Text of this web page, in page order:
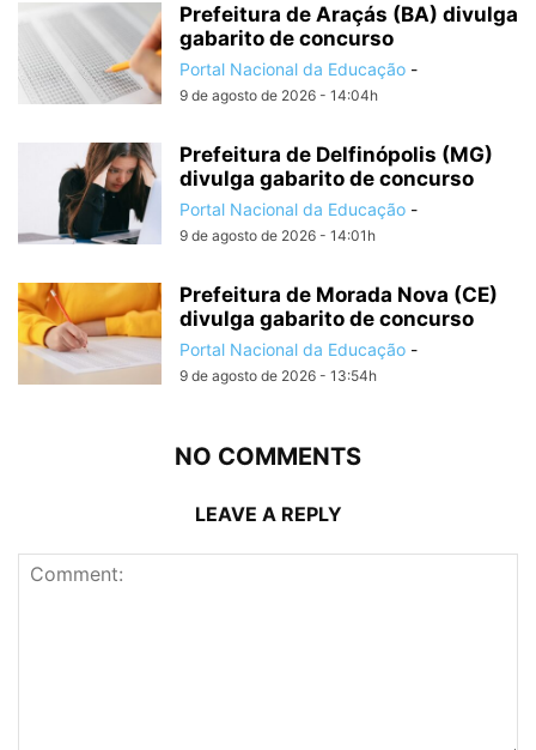
Prefeitura de Araçás (BA) divulga
gabarito de concurso
Portal Nacional da Educação -
9 de agosto de 2026 - 14:04h
Prefeitura de Delfinópolis (MG)
divulga gabarito de concurso
Portal Nacional da Educação -
9 de agosto de 2026 - 14:01h
Prefeitura de Morada Nova (CE)
divulga gabarito de concurso
Portal Nacional da Educação -
9 de agosto de 2026 - 13:54h
NO COMMENTS
LEAVE A REPLY